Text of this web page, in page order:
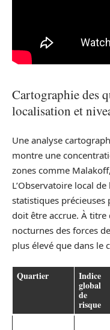
Cartographie des
localisation et
Une analyse
montre une
zones comme
L’Observatoire local
statistiques
doit être accrue. À titre
nocturnes des forces
plus élevé que dans le
Quartier Indice
global
de
risque